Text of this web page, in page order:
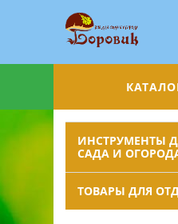
ИНСТРУМЕНТЫ
САДА И
ТОВАРЫ ДЛЯ